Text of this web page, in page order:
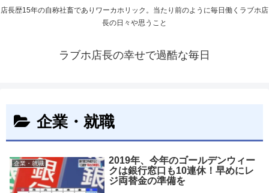
店長歴15年の自称社畜でありワーカホリック。当たり前のように毎日働くラブホ店
長の日々や思うこと
ラブホ店長の幸せで過酷な毎日
企業・就職
企業・就職
2019年、今年のゴールデンウィー
クは銀行窓口も10連休！早めにレ
ジ両替金の準備を